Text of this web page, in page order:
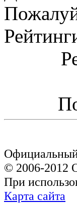
Официальный
© 2006-2012
При
Карта сайта